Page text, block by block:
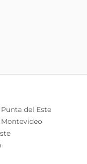
del Este